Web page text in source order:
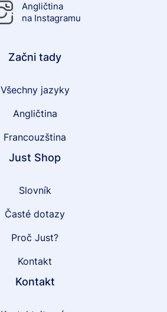
Angličtina
na Instagramu
Začni tady
Všechny jazyky
Angličtina
Francouzština
Just Shop
Slovník
Časté dotazy
Proč Just?
Kontakt
Kontakt